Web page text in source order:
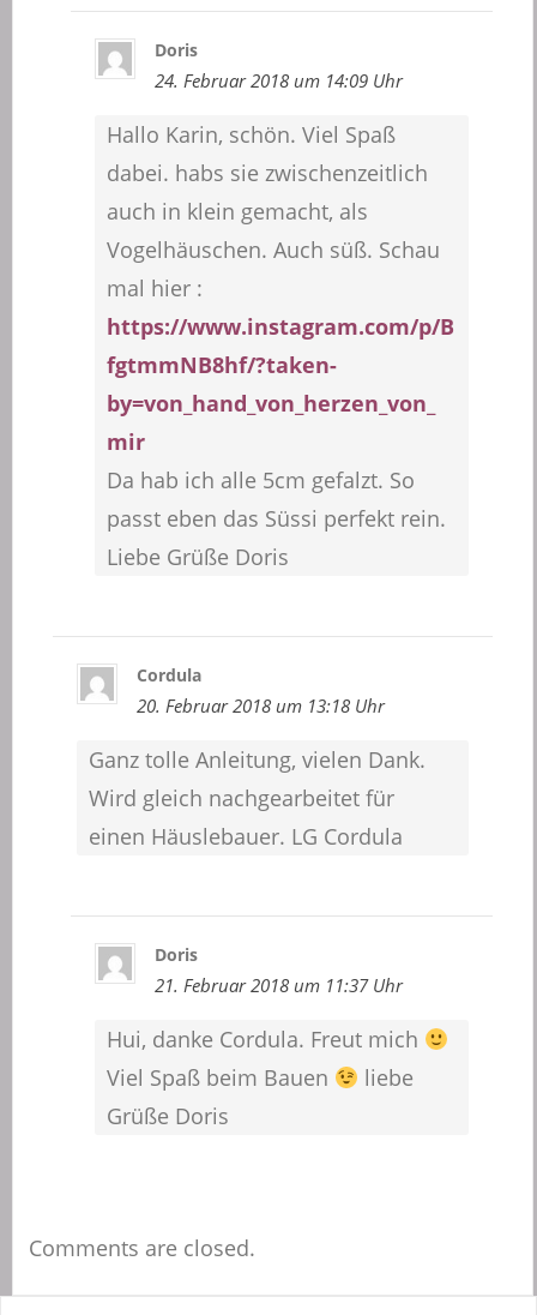
Doris
24. Februar 2018 um 14:09 Uhr
Hallo Karin, schön. Viel Spaß
dabei. habs sie zwischenzeitlich
auch in klein gemacht, als
Vogelhäuschen. Auch süß. Schau
mal hier :
https://www.instagram.com/p/B
fgtmmNB8hf/?taken-
by=von_hand_von_herzen_von_
mir
Da hab ich alle 5cm gefalzt. So
passt eben das Süssi perfekt rein.
Liebe Grüße Doris
Cordula
20. Februar 2018 um 13:18 Uhr
Ganz tolle Anleitung, vielen Dank.
Wird gleich nachgearbeitet für
einen Häuslebauer. LG Cordula
Doris
21. Februar 2018 um 11:37 Uhr
Hui, danke Cordula. Freut mich
Viel Spaß beim Bauen
liebe
Grüße Doris
Comments are closed.